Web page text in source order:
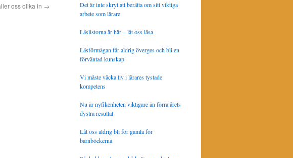
oss olika in →
Det är inte skryt att berätta om sitt viktiga
arbete som lärare
Läslistorna är här – låt oss läsa
Läsförmågan får aldrig överges och bli en
förväntad kunskap
Vi måste väcka liv i lärares tystade
kompetens
Nu är nyfikenheten viktigare än förra årets
dystra resultat
Låt oss aldrig bli för gamla för
barnböckerna